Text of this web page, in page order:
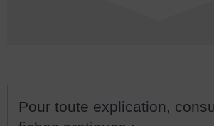
Pour toute explication,